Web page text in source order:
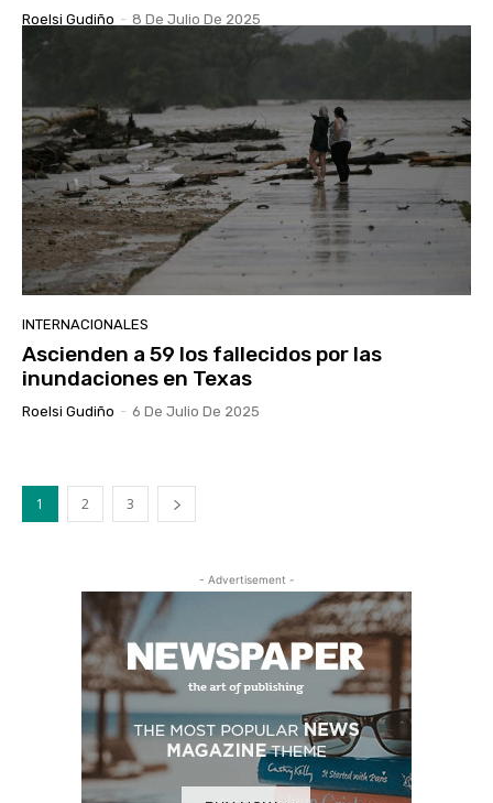
Roelsi Gudiño - 8 De Julio De 2025
INTERNACIONALES
Ascienden a 59 los fallecidos por las
inundaciones en Texas
Roelsi Gudiño - 6 De Julio De 2025
1 2 3
- Advertisement -